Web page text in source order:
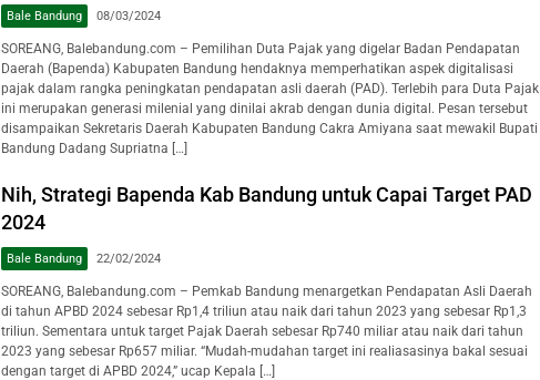
Bale Bandung 08/03/2024
SOREANG, Balebandung.com – Pemilihan Duta Pajak yang digelar Badan Pendapatan
Daerah (Bapenda) Kabupaten Bandung hendaknya memperhatikan aspek digitalisasi
pajak dalam rangka peningkatan pendapatan asli daerah (PAD). Terlebih para Duta Pajak
ini merupakan generasi milenial yang dinilai akrab dengan dunia digital. Pesan tersebut
disampaikan Sekretaris Daerah Kabupaten Bandung Cakra Amiyana saat mewakil Bupati
Bandung Dadang Supriatna […]
Nih, Strategi Bapenda Kab Bandung untuk Capai Target PAD
2024
Bale Bandung 22/02/2024
SOREANG, Balebandung.com – Pemkab Bandung menargetkan Pendapatan Asli Daerah
di tahun APBD 2024 sebesar Rp1,4 triliun atau naik dari tahun 2023 yang sebesar Rp1,3
triliun. Sementara untuk target Pajak Daerah sebesar Rp740 miliar atau naik dari tahun
2023 yang sebesar Rp657 miliar. “Mudah-mudahan target ini realiasasinya bakal sesuai
dengan target di APBD 2024,” ucap Kepala […]